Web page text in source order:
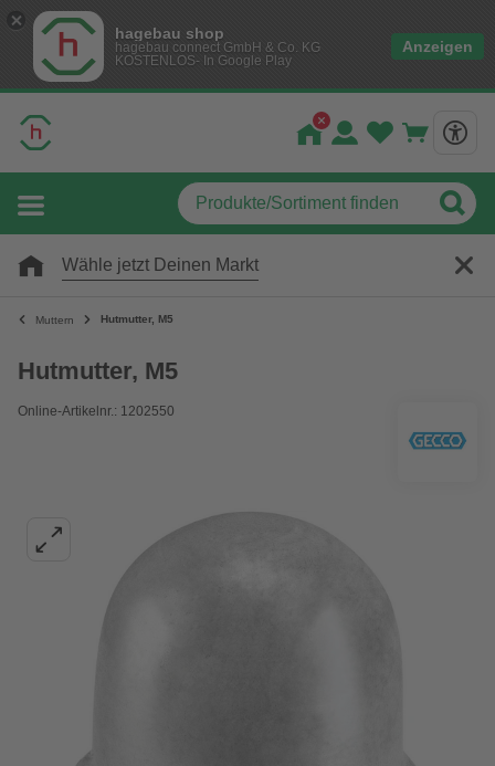
hagebau shop
hagebau connect GmbH & Co. KG
KOSTENLOS- In Google Play
Anzeigen
Wähle jetzt Deinen Markt
Muttern Hutmutter, M5
Hutmutter, M5
Online-Artikelnr.: 1202550